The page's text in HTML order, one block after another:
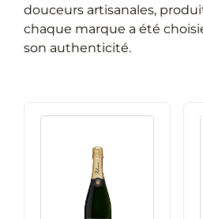
douceurs artisanales,
chaque marque a été
son authenticité.